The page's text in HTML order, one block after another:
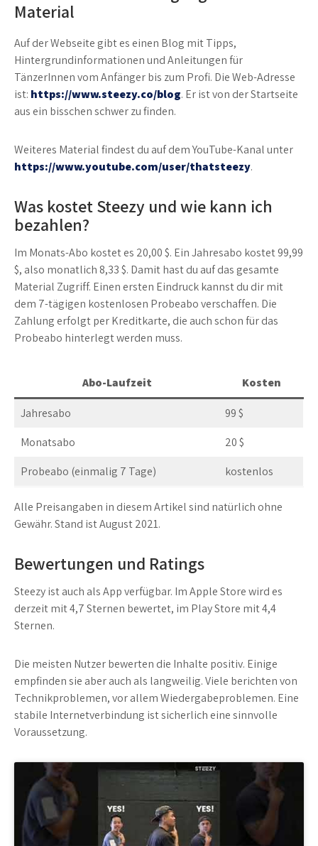
Material
Auf der Webseite gibt es einen Blog mit Tipps,
Hintergrundinformationen und Anleitungen für
TänzerInnen vom Anfänger bis zum Profi. Die Web-Adresse
ist: https://www.steezy.co/blog. Er ist von der Startseite
aus ein bisschen schwer zu finden.
Weiteres Material findest du auf dem YouTube-Kanal unter
https://www.youtube.com/user/thatsteezy.
Was kostet Steezy und wie kann ich
bezahlen?
Im Monats-Abo kostet es 20,00 $. Ein Jahresabo kostet 99,99
$, also monatlich 8,33 $. Damit hast du auf das gesamte
Material Zugriff. Einen ersten Eindruck kannst du dir mit
dem 7-tägigen kostenlosen Probeabo verschaffen. Die
Zahlung erfolgt per Kreditkarte, die auch schon für das
Probeabo hinterlegt werden muss.
Abo-Laufzeit Kosten
Jahresabo
99 $
Monatsabo
20 $
Probeabo (einmalig 7 Tage)
kostenlos
Alle Preisangaben in diesem Artikel sind natürlich ohne
Gewähr. Stand ist August 2021.
Bewertungen und Ratings
Steezy ist auch als App verfügbar. Im Apple Store wird es
derzeit mit 4,7 Sternen bewertet, im Play Store mit 4,4
Sternen.
Die meisten Nutzer bewerten die Inhalte positiv. Einige
empfinden sie aber auch als langweilig. Viele berichten von
Technikproblemen, vor allem Wiedergabeproblemen. Eine
stabile Internetverbindung ist sicherlich eine sinnvolle
Voraussetzung.